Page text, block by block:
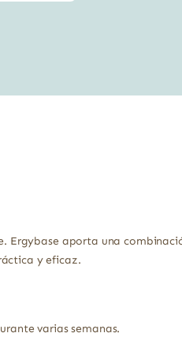
Ergybase aporta una
y eficaz.
varias semanas.